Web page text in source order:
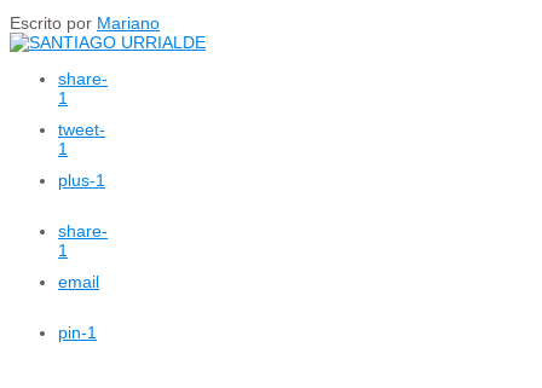
Escrito por Mariano
share-
1
tweet-
1
plus-1
share-
1
email
pin-1